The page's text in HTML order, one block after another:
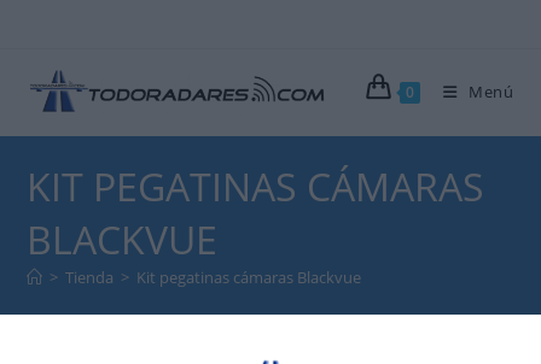
0 Menú
KIT PEGATINAS CÁMARAS
BLACKVUE
> Tienda > Kit pegatinas cámaras Blackvue